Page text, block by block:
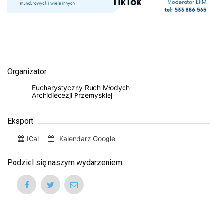
Organizator
Eucharystyczny Ruch Młodych
Archidiecezji Przemyskiej
Eksport
ICal Kalendarz Google
Podziel się naszym wydarzeniem